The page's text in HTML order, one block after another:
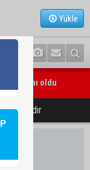
Yükle
Başkanı oldu
sanatçıdır